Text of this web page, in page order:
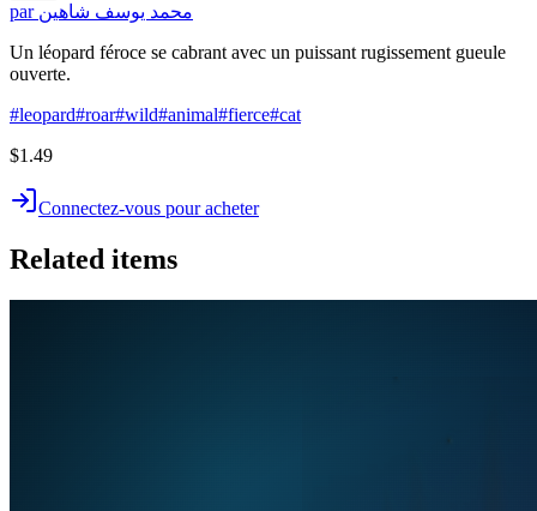
par محمد يوسف شاهين
Un léopard féroce se cabrant avec un puissant rugissement gueule
ouverte.
#leopard#roar#wild#animal#fierce#cat
$1.49
Connectez-vous pour acheter
Related items